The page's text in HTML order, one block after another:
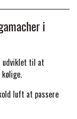
DÆKKEN
i
udviklet til at
luft at passere